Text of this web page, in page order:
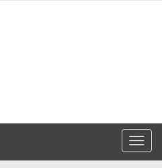
Toggle